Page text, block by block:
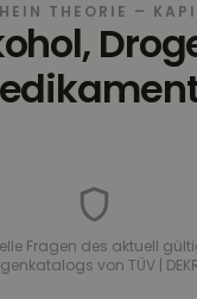
THEORIE –
Fragen des aktuell
von TÜV |